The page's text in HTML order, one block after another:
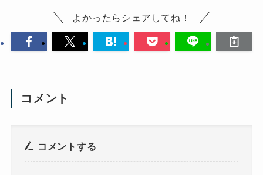
よかったらシェアしてね！
コメント
コメントする